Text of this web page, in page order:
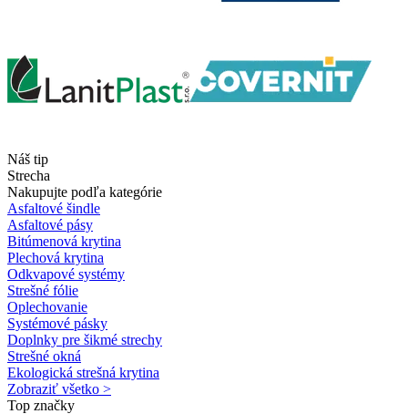
Náš tip
Strecha
Nakupujte podľa kategórie
Asfaltové šindle
Asfaltové pásy
Bitúmenová krytina
Plechová krytina
Odkvapové systémy
Strešné fólie
Oplechovanie
Systémové pásky
Doplnky pre šikmé strechy
Strešné okná
Ekologická strešná krytina
Zobraziť všetko >
Top značky